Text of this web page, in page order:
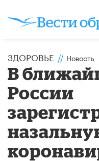
ЗДОРОВЬЕ // Новость
В
России